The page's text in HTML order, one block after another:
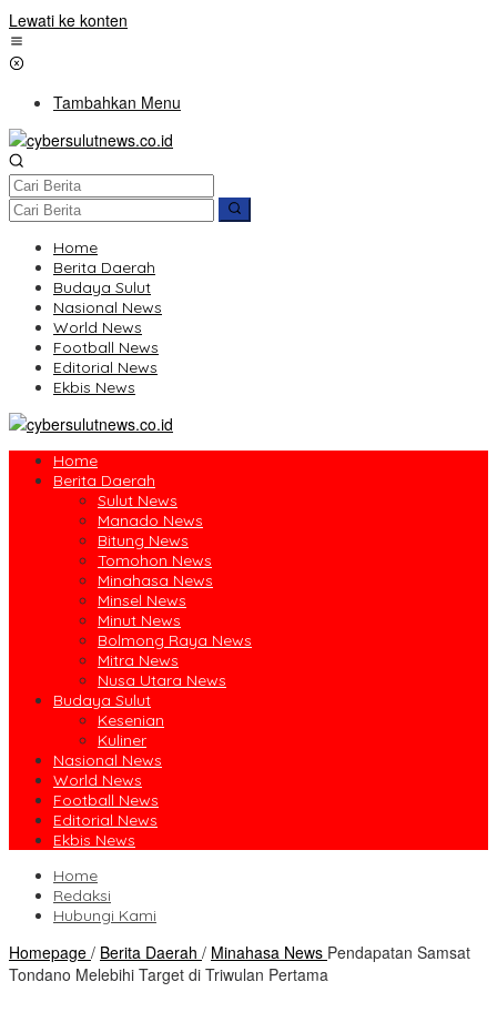
Lewati ke konten
Tambahkan Menu
Home
Berita Daerah
Budaya Sulut
Nasional News
World News
Football News
Editorial News
Ekbis News
Home
Berita Daerah
Sulut News
Manado News
Bitung News
Tomohon News
Minahasa News
Minsel News
Minut News
Bolmong Raya News
Mitra News
Nusa Utara News
Budaya Sulut
Kesenian
Kuliner
Nasional News
World News
Football News
Editorial News
Ekbis News
Home
Redaksi
Hubungi Kami
Homepage / Berita Daerah / Minahasa News Pendapatan Samsat
Tondano Melebihi Target di Triwulan Pertama